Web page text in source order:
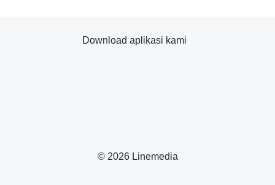
© 2026 Linemedia
Download aplikasi kami